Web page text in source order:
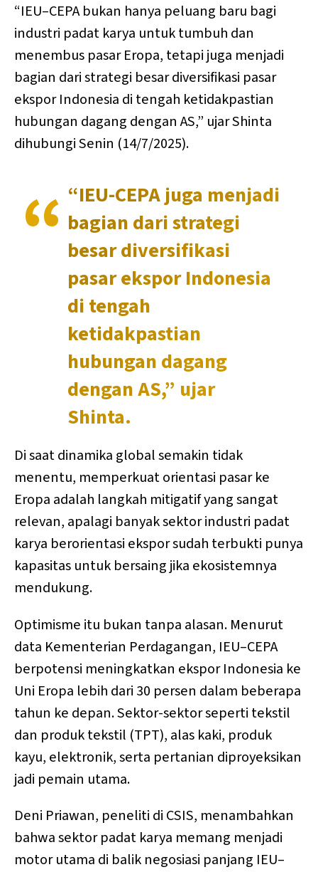
“IEU–CEPA bukan hanya peluang baru bagi
industri padat karya untuk tumbuh dan
menembus pasar Eropa, tetapi juga menjadi
bagian dari strategi besar diversifikasi pasar
ekspor Indonesia di tengah ketidakpastian
hubungan dagang dengan AS,” ujar Shinta
dihubungi Senin (14/7/2025).
“IEU-CEPA juga menjadi
bagian dari strategi
besar diversifikasi
pasar ekspor Indonesia
di tengah
ketidakpastian
hubungan dagang
dengan AS,” ujar
Shinta.
Di saat dinamika global semakin tidak
menentu, memperkuat orientasi pasar ke
Eropa adalah langkah mitigatif yang sangat
relevan, apalagi banyak sektor industri padat
karya berorientasi ekspor sudah terbukti punya
kapasitas untuk bersaing jika ekosistemnya
mendukung.
Optimisme itu bukan tanpa alasan. Menurut
data Kementerian Perdagangan, IEU–CEPA
berpotensi meningkatkan ekspor Indonesia ke
Uni Eropa lebih dari 30 persen dalam beberapa
tahun ke depan. Sektor-sektor seperti tekstil
dan produk tekstil (TPT), alas kaki, produk
kayu, elektronik, serta pertanian diproyeksikan
jadi pemain utama.
Deni Priawan, peneliti di CSIS, menambahkan
bahwa sektor padat karya memang menjadi
motor utama di balik negosiasi panjang IEU–